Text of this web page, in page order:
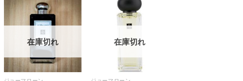
在庫切れ 在庫切れ